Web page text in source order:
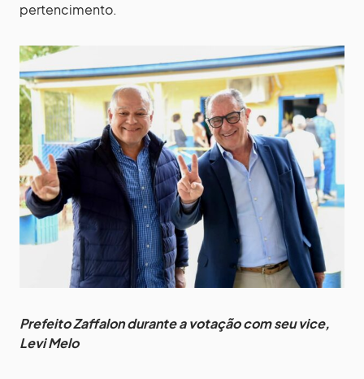
pertencimento.
Prefeito Zaffalon durante a votação com seu vice,
Levi Melo